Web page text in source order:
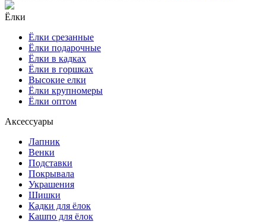
Ёлки
Ёлки срезанные
Ёлки подарочные
Ёлки в кадках
Ёлки в горшках
Высокие елки
Ёлки крупномеры
Ёлки оптом
Аксессуары
Лапник
Венки
Подставки
Покрывала
Украшения
Шишки
Кадки для ёлок
Кашпо для ёлок